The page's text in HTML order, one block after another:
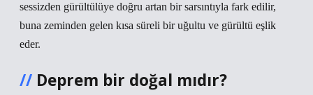
sessizden gürültülüye doğru artan bir sarsıntıyla fark edilir,
buna zeminden gelen kısa süreli bir uğultu ve gürültü eşlik
eder.
Deprem bir doğal mıdır?